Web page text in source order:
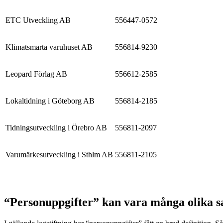
ETC Utveckling AB 556447-0572
Klimatsmarta varuhuset AB 556814-9230
Leopard Förlag AB 556612-2585
Lokaltidning i Göteborg AB 556814-2185
Tidningsutveckling i Örebro AB 556811-2097
Varumärkesutveckling i Sthlm AB 556811-2105
“Personuppgifter” kan vara många olika